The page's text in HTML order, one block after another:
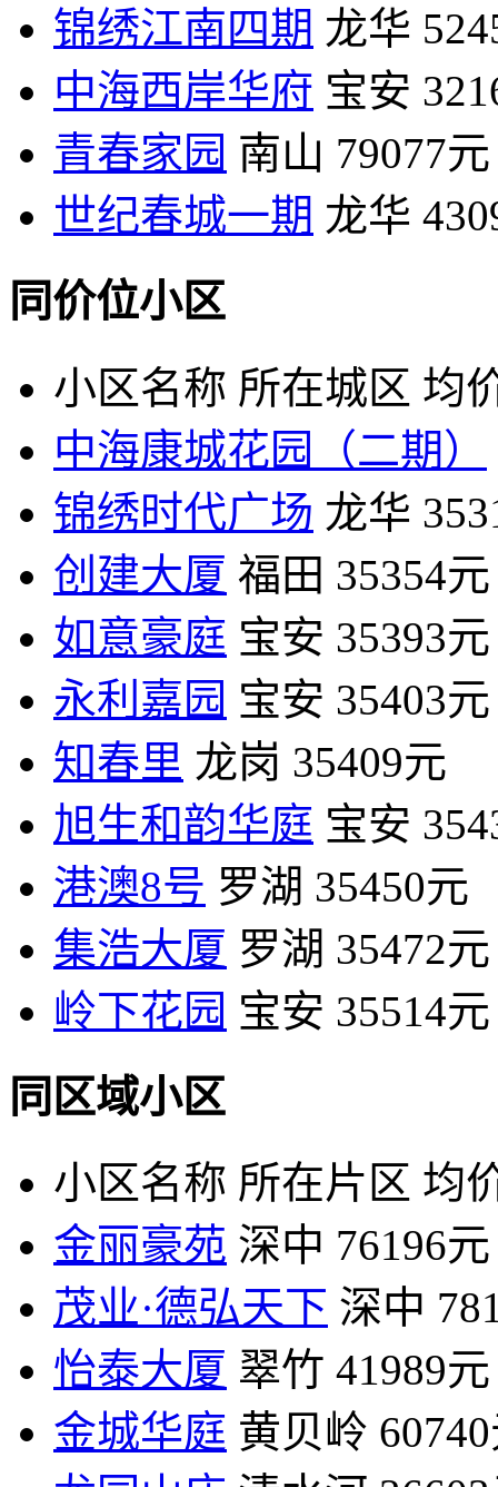
锦绣江南四期 龙华
中海西岸华府 宝安
青春家园 南山 79077元
世纪春城一期 龙华
同价位小区
小区名称 所在城区 均
中海康城花园（二期）
锦绣时代广场 龙华
创建大厦 福田 35354元
如意豪庭 宝安 35393元
永利嘉园 宝安 35403元
知春里 龙岗 35409元
旭生和韵华庭 宝安
港澳8号 罗湖 35450元
集浩大厦 罗湖 35472元
岭下花园 宝安 35514元
同区域小区
小区名称 所在片区 均
金丽豪苑 深中 76196元
茂业·德弘天下 深中
怡泰大厦 翠竹 41989元
金城华庭 黄贝岭